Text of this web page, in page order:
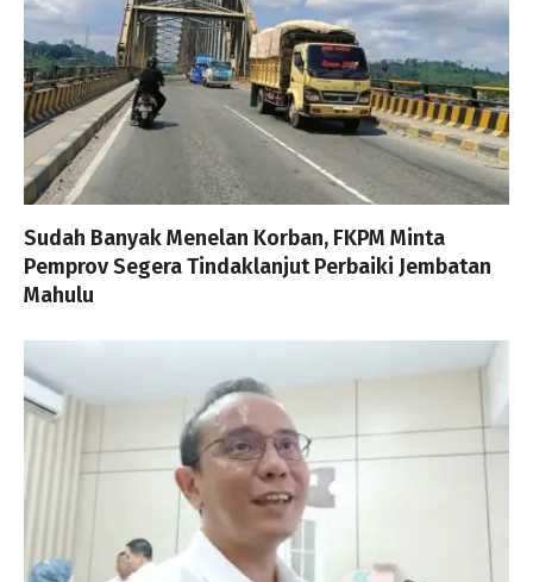
Sudah Banyak Menelan Korban, FKPM Minta
Pemprov Segera Tindaklanjut Perbaiki Jembatan
Mahulu